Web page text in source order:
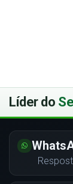
Líder do